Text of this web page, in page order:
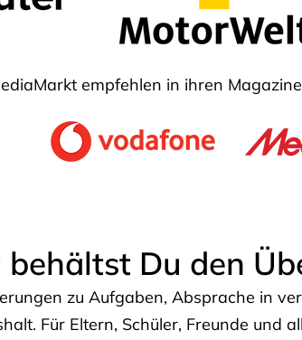
empfehlen in ihren
Du den
zu Aufgaben, Absprache in
Für Eltern, Schüler, Freunde und